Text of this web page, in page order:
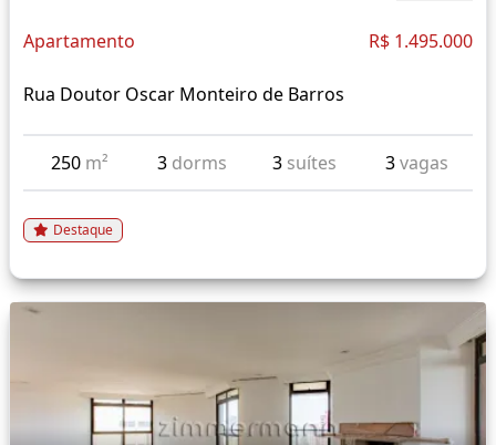
Apartamento R$ 1.495.000
Rua Doutor Oscar Monteiro de Barros
250 m² 3 dorms 3 suítes 3vagas
Destaque